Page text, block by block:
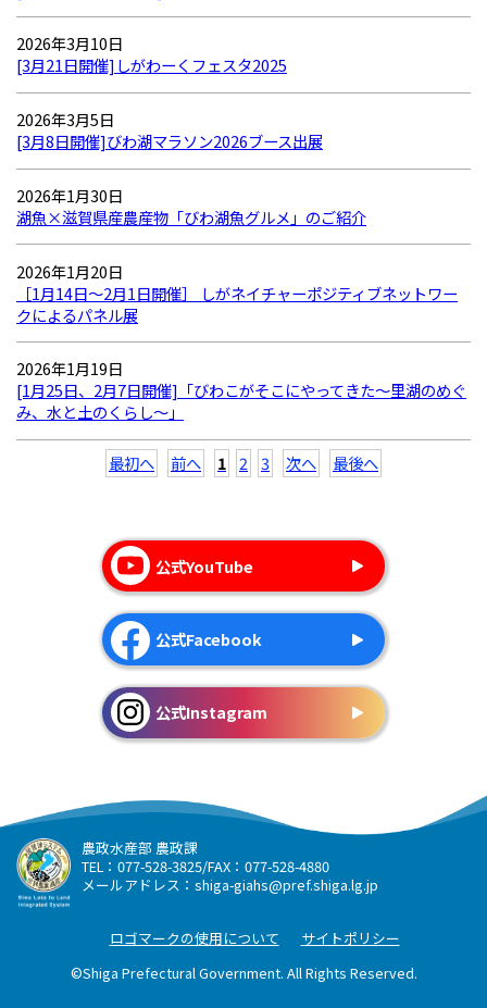
2026年3月10日
[3月21日開催]しがわーくフェスタ2025
2026年3月5日
[3月8日開催]びわ湖マラソン2026ブース出展
2026年1月30日
湖魚×滋賀県産農産物「びわ湖魚グルメ」のご紹介
2026年1月20日
［1月14日～2月1日開催］ しがネイチャーポジティブネットワー
クによるパネル展
2026年1月19日
[1月25日、2月7日開催]「びわこがそこにやってきた〜里湖のめぐ
み、水と土のくらし〜」
最初へ 前へ 1 2 3 次へ 最後へ
公式YouTube
公式Facebook
公式Instagram
農政水産部 農政課
TEL：077-528-3825/FAX：077-528-4880
メールアドレス： shiga-giahs@pref.shiga.lg.jp
ロゴマークの使用について
サイトポリシー
©Shiga Prefectural Government. All Rights Reserved.